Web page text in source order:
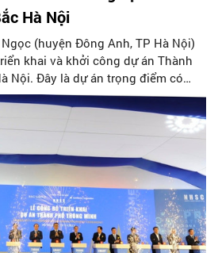
Hà Nội
(huyện Đông Anh, TP Hà Nội)
khai và khởi công dự án Thành
Nội. Đây là dự án trọng điểm có
Thủ đô trong tương lai.